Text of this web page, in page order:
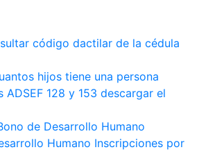
código dactilar de la cédula
hijos tiene una persona
ADSEF 128 y 153 descargar el
de Desarrollo Humano
Humano Inscripciones por